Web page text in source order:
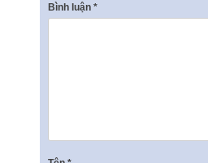
Bình luận *